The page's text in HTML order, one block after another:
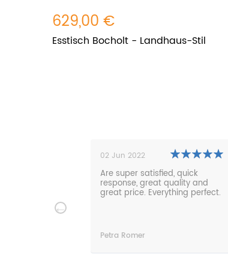
629,00 €
Esstisch Bocholt - Landhaus-Stil
01 Nov 2021
Our new lounge sofa is super
comfortable and fits great in
our garden. Fast delivery and
Christian Luebke